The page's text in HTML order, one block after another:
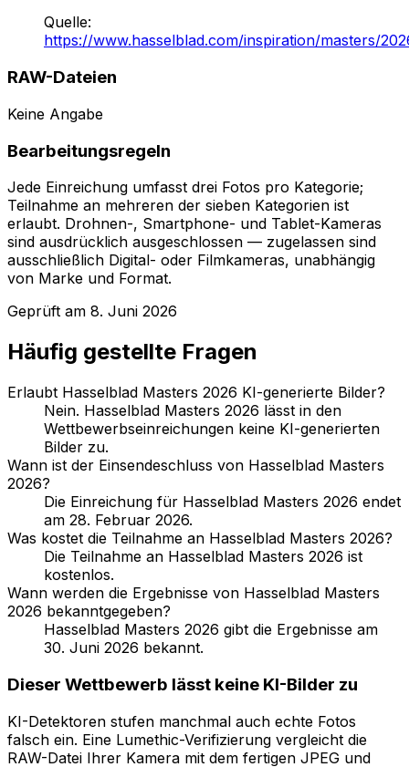
Quelle:
https://www.hasselblad.com/inspiration/masters/
RAW-Dateien
Keine Angabe
Bearbeitungsregeln
Jede Einreichung umfasst drei Fotos pro Kategorie;
Teilnahme an mehreren der sieben Kategorien ist
erlaubt. Drohnen-, Smartphone- und Tablet-Kameras
sind ausdrücklich ausgeschlossen — zugelassen sind
ausschließlich Digital- oder Filmkameras, unabhängig
von Marke und Format.
Geprüft am 8. Juni 2026
Häufig gestellte Fragen
Erlaubt Hasselblad Masters 2026 KI-generierte Bilder?
Nein. Hasselblad Masters 2026 lässt in den
Wettbewerbseinreichungen keine KI-generierten
Bilder zu.
Wann ist der Einsendeschluss von Hasselblad Masters
2026?
Die Einreichung für Hasselblad Masters 2026 endet
am 28. Februar 2026.
Was kostet die Teilnahme an Hasselblad Masters 2026?
Die Teilnahme an Hasselblad Masters 2026 ist
kostenlos.
Wann werden die Ergebnisse von Hasselblad Masters
2026 bekanntgegeben?
Hasselblad Masters 2026 gibt die Ergebnisse am
30. Juni 2026 bekannt.
Dieser Wettbewerb lässt keine KI-Bilder zu
KI-Detektoren stufen manchmal auch echte Fotos
falsch ein. Eine Lumethic-Verifizierung vergleicht die
RAW-Datei Ihrer Kamera mit dem fertigen JPEG und